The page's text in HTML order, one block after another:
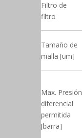
Filtro de
filtro
Tamaño de
malla [um]
Max. Presión
diferencial
permitida
[barra]